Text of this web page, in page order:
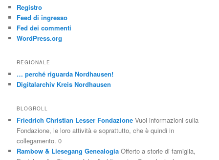
Registro
Feed di ingresso
Fed dei commenti
WordPress.org
REGIONALE
… perché riguarda Nordhausen!
Digitalarchiv Kreis Nordhausen
BLOGROLL
Friedrich Christian Lesser Fondazione Vuoi informazioni sulla
Fondazione, le loro attività e soprattutto, che è quindi in
collegamento. 0
Rambow & Liesegang Genealogia Offerto a storie di famiglia,